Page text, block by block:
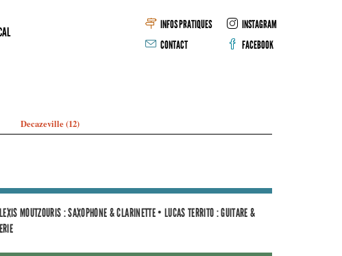
INFOS PRATIQUES
CONTACT
INSTAGRAM
FACEBOOK
Decazeville (12)
MOUTZOURIS : SAXOPHONE & CLARINETTE • LUCAS TERRITO : GUITARE &